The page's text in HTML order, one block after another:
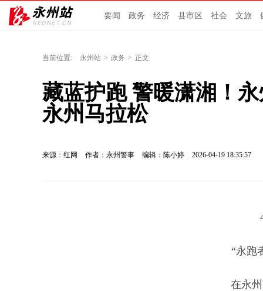
要闻 政务 经济 县市区 社会 文旅
当前位置: 永州站 > 政务 > 正文
藏蓝护跑 警暖潇湘！
永州马拉松
来源：红网 作者：永州警事 编辑：陈小婷 2026-04-19 18:35:57
“永跑
在永